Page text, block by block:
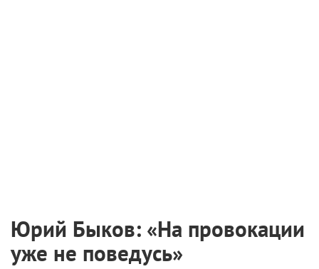
Юрий Быков: «На провокации
уже не поведусь»